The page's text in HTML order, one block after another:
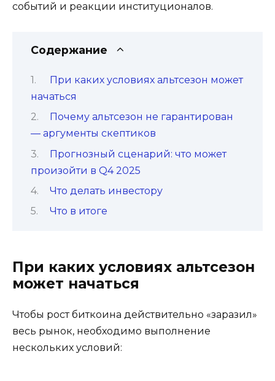
событий и реакции институционалов.
Содержание
При каких условиях альтсезон может
начаться
Почему альтсезон не гарантирован
— аргументы скептиков
Прогнозный сценарий: что может
произойти в Q4 2025
Что делать инвестору
Что в итоге
При каких условиях альтсезон
может начаться
Чтобы рост биткоина действительно «заразил»
весь рынок, необходимо выполнение
нескольких условий: